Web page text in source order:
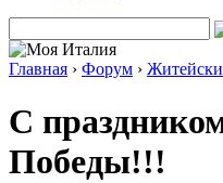
Главная › Форум ›
С
Победы!!!